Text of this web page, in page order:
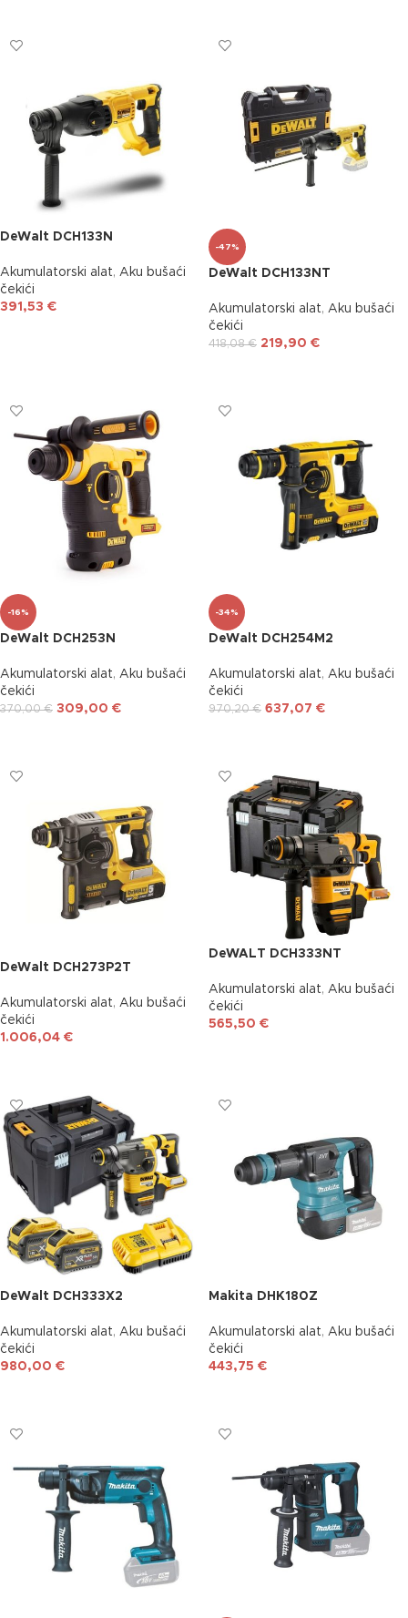
DeWalt DCH133N
Akumulatorski alat, Aku bušaći
čekići
391,53 €
-47%
DeWalt DCH133NT
Akumulatorski alat, Aku bušaći
čekići
418,08€ 219,90 €
-16%
DeWalt DCH253N
Akumulatorski alat, Aku bušaći
čekići
370,00€ 309,00 €
-34%
DeWalt DCH254M2
Akumulatorski alat, Aku bušaći
čekići
970,20€ 637,07 €
DeWalt DCH273P2T
Akumulatorski alat, Aku bušaći
čekići
1.006,04 €
DeWALT DCH333NT
Akumulatorski alat, Aku bušaći
čekići
565,50 €
DeWalt DCH333X2
Akumulatorski alat, Aku bušaći
čekići
980,00 €
Makita DHK180Z
Akumulatorski alat, Aku bušaći
čekići
443,75 €